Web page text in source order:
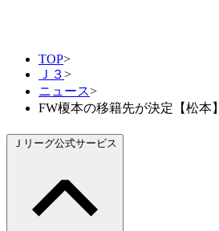
TOP>
Ｊ３>
ニュース>
FW榎本の移籍先が決定【松本】
Ｊリーグ公式サービス